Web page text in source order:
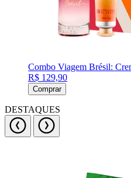
Combo Viagem Brésil:
R$ 129,90
Comprar
DESTAQUES